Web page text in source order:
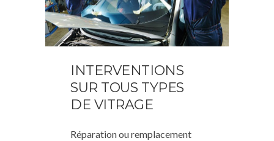
INTERVENTIONS
SUR TOUS TYPES
DE VITRAGE
Réparation ou remplacement